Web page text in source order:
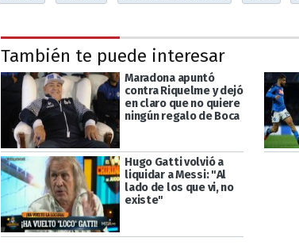
También te puede interesar
Maradona apuntó
contra Riquelme y dejó
en claro que no quiere
ningún regalo de Boca
Hugo Gatti volvió a
liquidar a Messi: "Al
lado de los que vi, no
existe"